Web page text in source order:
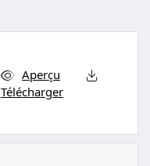
Aperçu
Télécharger